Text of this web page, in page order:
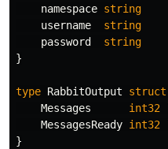
namespace string
username
string
password
string
}
type RabbitOutput struct
Messages
int32
MessagesReady int32
}